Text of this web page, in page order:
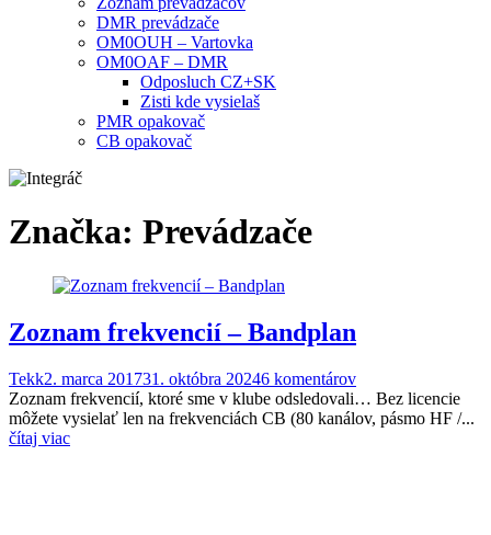
DMR prevádzače
OM0OUH – Vartovka
OM0OAF – DMR
Odposluch CZ+SK
Zisti kde vysielaš
PMR opakovač
CB opakovač
Značka: Prevádzače
Zoznam frekvencií – Bandplan
Tekk2. marca 201731. októbra 20246 komentárov
Zoznam frekvencií, ktoré sme v klube odsledovali… Bez licencie
môžete vysielať len na frekvenciách CB (80 kanálov, pásmo HF /...
čítaj viac